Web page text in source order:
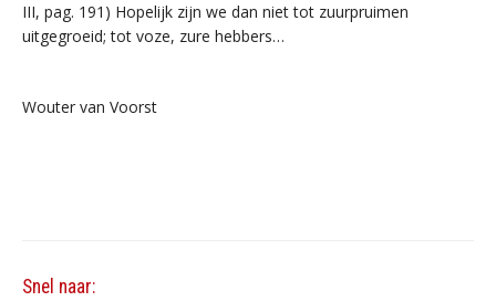
III, pag. 191) Hopelijk zijn we dan niet tot zuurpruimen
uitgegroeid; tot voze, zure hebbers…
Wouter van Voorst
Snel naar: